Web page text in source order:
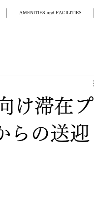
AMENITIES and FACILITIES
け滞在プ
らの送迎